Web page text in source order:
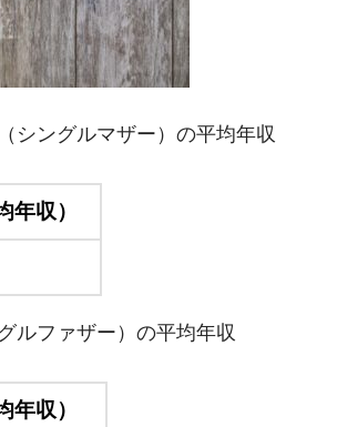
シングルマザー）の平均年収
年収）
ルファザー）の平均年収
年収）